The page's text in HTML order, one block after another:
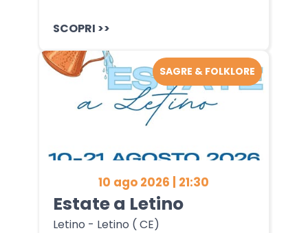
SCOPRI >>
10 ago 2026 | 21:30
Estate a Letino
Letino - Letino ( CE)
SAGRE & FOLKLORE